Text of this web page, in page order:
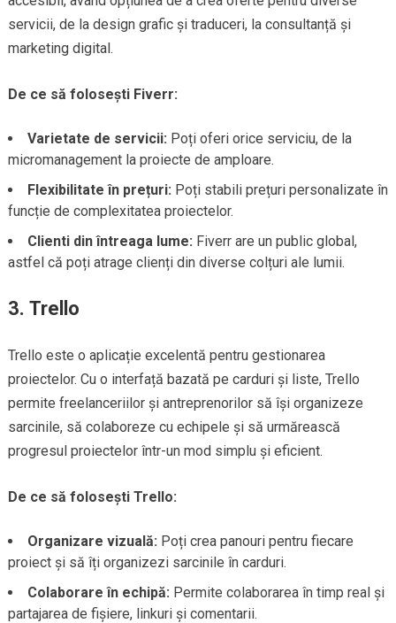
servicii, de la design grafic și traduceri, la consultanță și
marketing digital.
De ce să folosești Fiverr:
Varietate de servicii: Poți oferi orice serviciu, de la
micromanagement la proiecte de amploare.
Flexibilitate în prețuri: Poți stabili prețuri personalizate în
funcție de complexitatea proiectelor.
Clienti din întreaga lume: Fiverr are un public global,
astfel că poți atrage clienți din diverse colțuri ale lumii.
3. Trello
Trello este o aplicație excelentă pentru gestionarea
proiectelor. Cu o interfață bazată pe carduri și liste, Trello
permite freelanceriilor și antreprenorilor să își organizeze
sarcinile, să colaboreze cu echipele și să urmărească
progresul proiectelor într-un mod simplu și eficient.
De ce să folosești Trello:
Organizare vizuală: Poți crea panouri pentru fiecare
proiect și să îți organizezi sarcinile în carduri.
Colaborare în echipă: Permite colaborarea în timp real și
partajarea de fișiere, linkuri și comentarii.